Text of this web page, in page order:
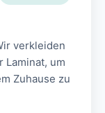
verkleiden
Laminat, um
Zuhause zu